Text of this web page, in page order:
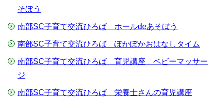
そぼう
南部SC子育て交流ひろば ホールdeあそぼう
南部SC子育て交流ひろば ぽかぽかおはなしタイム
南部SC子育て交流ひろば 育児講座 ベビーマッサー
ジ
南部SC子育て交流ひろば 栄養士さんの育児講座